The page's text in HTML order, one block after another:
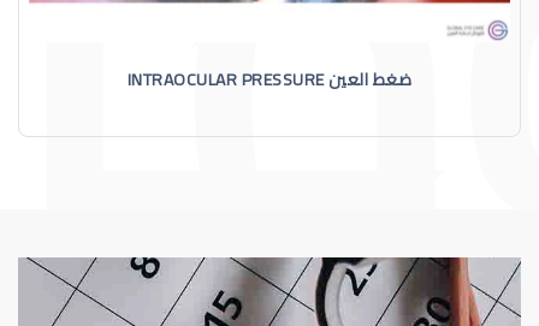
ضغط العين INTRAOCULAR PRESSURE